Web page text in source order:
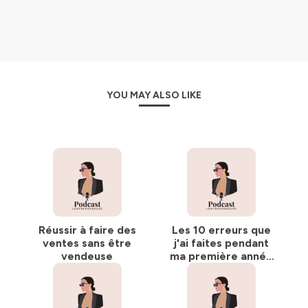
YOU MAY ALSO LIKE
Réussir à faire des
ventes sans être
vendeuse
Les 10 erreurs que
j'ai faites pendant
ma première année
d'entrepreneuriat